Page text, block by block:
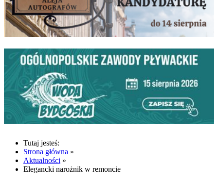
Tutaj jesteś:
Strona główna »
Aktualności »
Elegancki narożnik w remoncie